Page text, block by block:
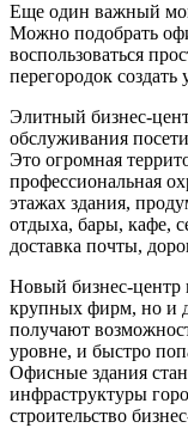
Еще один важный
Можно подобрать
воспользоваться
перегородок
Элитный бизнес-
обслуживания
Это огромная
профессиональная
этажах здания,
отдыха, бары, кафе,
доставка почты,
Новый бизнес-центр
крупных фирм, но и
получают
уровне, и быстро
Офисные здания
инфраструктуры
строительство